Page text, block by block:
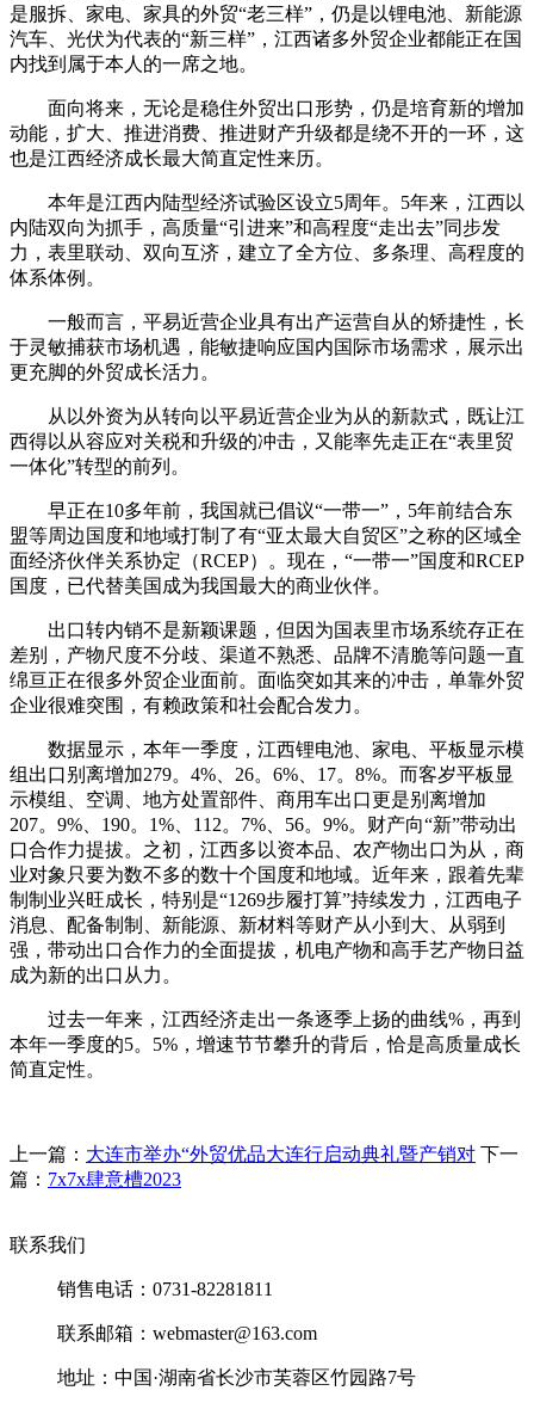
是服拆、家电、家具的外贸“老三样”，仍是以锂电池、新能源
汽车、光伏为代表的“新三样”，江西诸多外贸企业都能正在国
内找到属于本人的一席之地。
面向将来，无论是稳住外贸出口形势，仍是培育新的增加
动能，扩大、推进消费、推进财产升级都是绕不开的一环，这
也是江西经济成长最大简直定性来历。
本年是江西内陆型经济试验区设立5周年。5年来，江西以
内陆双向为抓手，高质量“引进来”和高程度“走出去”同步发
力，表里联动、双向互济，建立了全方位、多条理、高程度的
体系体例。
一般而言，平易近营企业具有出产运营自从的矫捷性，长
于灵敏捕获市场机遇，能敏捷响应国内国际市场需求，展示出
更充脚的外贸成长活力。
从以外资为从转向以平易近营企业为从的新款式，既让江
西得以从容应对关税和升级的冲击，又能率先走正在“表里贸
一体化”转型的前列。
早正在10多年前，我国就已倡议“一带一”，5年前结合东
盟等周边国度和地域打制了有“亚太最大自贸区”之称的区域全
面经济伙伴关系协定（RCEP）。现在，“一带一”国度和RCEP
国度，已代替美国成为我国最大的商业伙伴。
出口转内销不是新颖课题，但因为国表里市场系统存正在
差别，产物尺度不分歧、渠道不熟悉、品牌不清脆等问题一直
绵亘正在很多外贸企业面前。面临突如其来的冲击，单靠外贸
企业很难突围，有赖政策和社会配合发力。
数据显示，本年一季度，江西锂电池、家电、平板显示模
组出口别离增加279。4%、26。6%、17。8%。而客岁平板显
示模组、空调、地方处置部件、商用车出口更是别离增加
207。9%、190。1%、112。7%、56。9%。财产向“新”带动出
口合作力提拔。之初，江西多以资本品、农产物出口为从，商
业对象只要为数不多的数十个国度和地域。近年来，跟着先辈
制制业兴旺成长，特别是“1269步履打算”持续发力，江西电子
消息、配备制制、新能源、新材料等财产从小到大、从弱到
强，带动出口合作力的全面提拔，机电产物和高手艺产物日益
成为新的出口从力。
过去一年来，江西经济走出一条逐季上扬的曲线%，再到
本年一季度的5。5%，增速节节攀升的背后，恰是高质量成长
简直定性。
上一篇： 大连市举办“外贸优品大连行启动典礼暨产销对 下一
篇： 7x7x肆意槽2023
联系我们
销售电话：0731-82281811
联系邮箱：webmaster@163.com
地址：中国·湖南省长沙市芙蓉区竹园路7号